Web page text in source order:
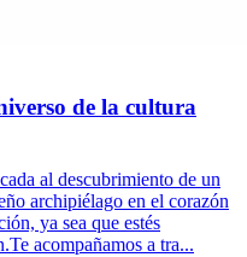
de la cultura
al descubrimiento de un
archipiélago en el corazón
ya sea que estés
acompañamos a tra...